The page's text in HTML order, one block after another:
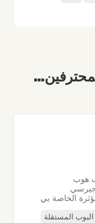
هوب
الخاصة بي
المستقلة